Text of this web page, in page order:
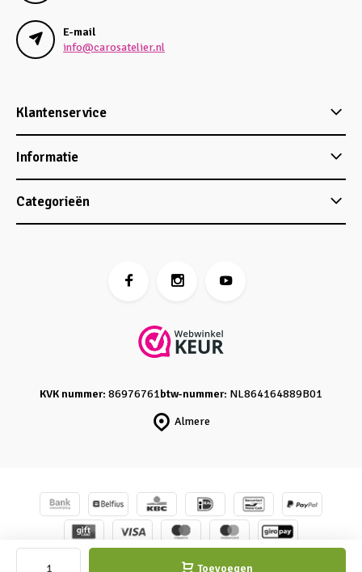
Toevoegen
E-mail
info@carosatelier.nl
Klantenservice
Informatie
Categorieën
Almere
KVK nummer: 86976761btw-nummer: NL864164889B01
© Caro's Atelier